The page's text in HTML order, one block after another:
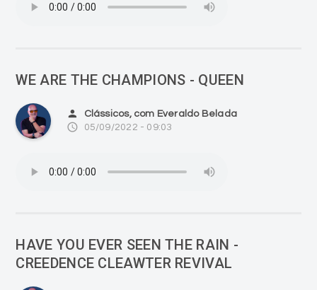
WE ARE THE CHAMPIONS - QUEEN
person Clássicos, com Everaldo Belada
access_time 05/09/2022 - 09:03
HAVE YOU EVER SEEN THE RAIN -
CREEDENCE CLEAWTER REVIVAL